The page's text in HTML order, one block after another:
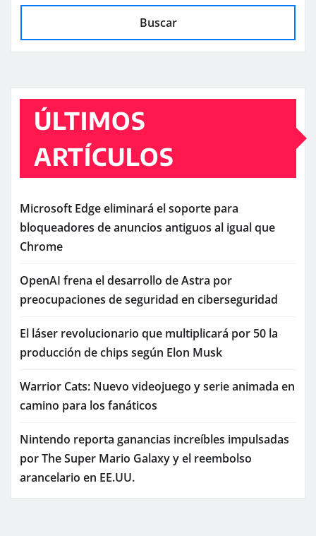
Buscar
ÚLTIMOS
ARTÍCULOS
Microsoft Edge eliminará el soporte para
bloqueadores de anuncios antiguos al igual que
Chrome
OpenAI frena el desarrollo de Astra por
preocupaciones de seguridad en ciberseguridad
El láser revolucionario que multiplicará por 50 la
producción de chips según Elon Musk
Warrior Cats: Nuevo videojuego y serie animada en
camino para los fanáticos
Nintendo reporta ganancias increíbles impulsadas
por The Super Mario Galaxy y el reembolso
arancelario en EE.UU.